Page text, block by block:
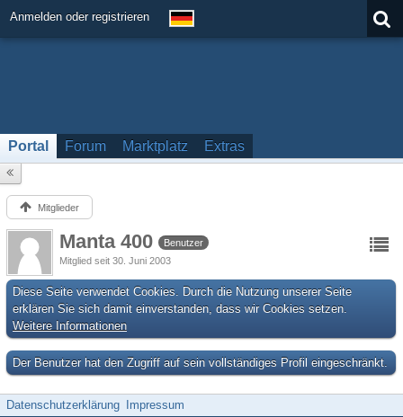
Anmelden oder registrieren
Portal Forum Marktplatz Extras
Mitglieder
Manta 400
Benutzer
Mitglied seit 30. Juni 2003
Diese Seite verwendet Cookies. Durch die Nutzung unserer Seite
erklären Sie sich damit einverstanden, dass wir Cookies setzen.
Weitere Informationen
Der Benutzer hat den Zugriff auf sein vollständiges Profil eingeschränkt.
Datenschutzerklärung Impressum